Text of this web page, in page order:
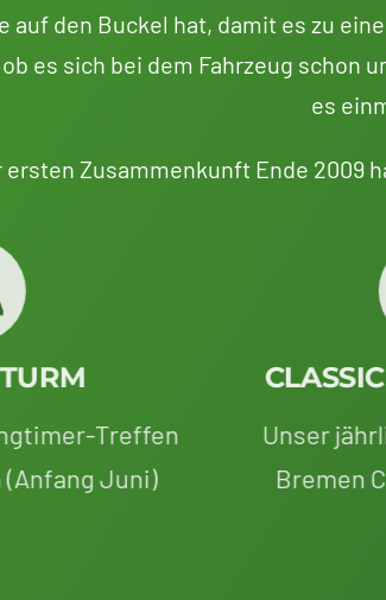
auf den Buckel hat, damit es zu
es sich bei dem Fahrzeug schon
es
ersten Zusammenkunft Ende 2009
Treffen
(Anfang Juni)
Unser
Bremen